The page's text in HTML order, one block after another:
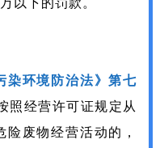
以下的罚款。
染环境防治法》第七
照经营许可证规定从
废物经营活动的，